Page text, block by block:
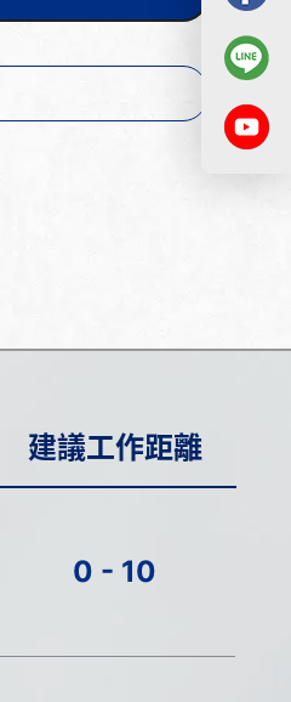
建議工作距離
0 - 10